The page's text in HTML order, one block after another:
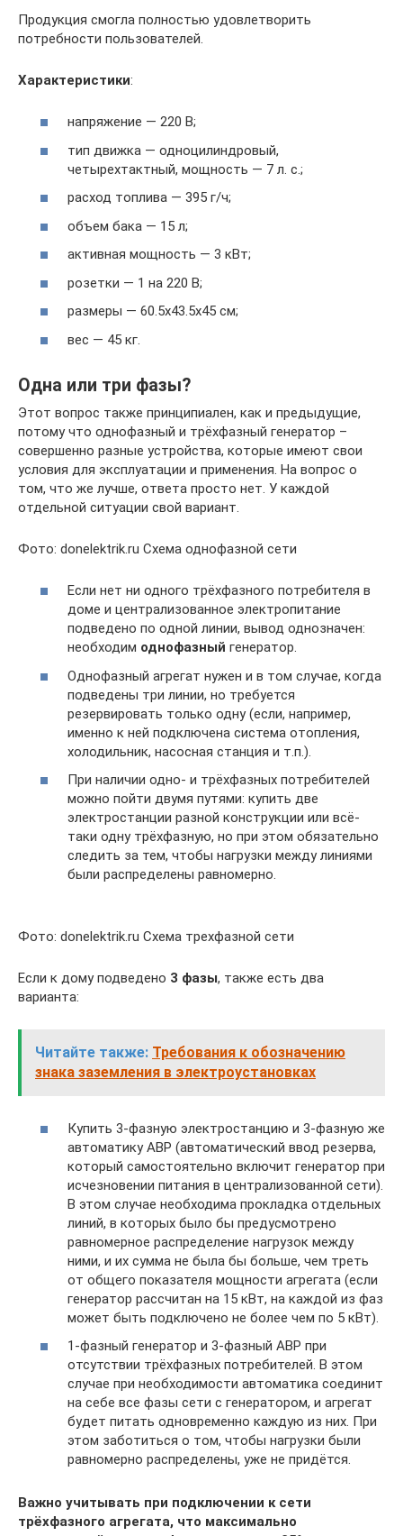
Продукция смогла полностью удовлетворить
потребности пользователей.
Характеристики:
напряжение — 220 В;
тип движка — одноцилиндровый,
четырехтактный, мощность — 7 л. с.;
расход топлива — 395 г/ч;
объем бака — 15 л;
активная мощность — 3 кВт;
розетки — 1 на 220 В;
размеры — 60.5х43.5х45 см;
вес — 45 кг.
Одна или три фазы?
Этот вопрос также принципиален, как и предыдущие,
потому что однофазный и трёхфазный генератор –
совершенно разные устройства, которые имеют свои
условия для эксплуатации и применения. На вопрос о
том, что же лучше, ответа просто нет. У каждой
отдельной ситуации свой вариант.
Фото: donelektrik.ru Схема однофазной сети
Если нет ни одного трёхфазного потребителя в
доме и централизованное электропитание
подведено по одной линии, вывод однозначен:
необходим однофазный генератор.
Однофазный агрегат нужен и в том случае, когда
подведены три линии, но требуется
резервировать только одну (если, например,
именно к ней подключена система отопления,
холодильник, насосная станция и т.п.).
При наличии одно- и трёхфазных потребителей
можно пойти двумя путями: купить две
электростанции разной конструкции или всё-
таки одну трёхфазную, но при этом обязательно
следить за тем, чтобы нагрузки между линиями
были распределены равномерно.
Фото: donelektrik.ru Схема трехфазной сети
Если к дому подведено 3 фазы, также есть два
варианта:
Читайте также: Требования к обозначению
знака заземления в электроустановках
Купить 3-фазную электростанцию и 3-фазную же
автоматику АВР (автоматический ввод резерва,
который самостоятельно включит генератор при
исчезновении питания в централизованной сети).
В этом случае необходима прокладка отдельных
линий, в которых было бы предусмотрено
равномерное распределение нагрузок между
ними, и их сумма не была бы больше, чем треть
от общего показателя мощности агрегата (если
генератор рассчитан на 15 кВт, на каждой из фаз
может быть подключено не более чем по 5 кВт).
1-фазный генератор и 3-фазный АВР при
отсутствии трёхфазных потребителей. В этом
случае при необходимости автоматика соединит
на себе все фазы сети с генератором, и агрегат
будет питать одновременно каждую из них. При
этом заботиться о том, чтобы нагрузки были
равномерно распределены, уже не придётся.
Важно учитывать при подключении к сети
трёхфазного агрегата, что максимально